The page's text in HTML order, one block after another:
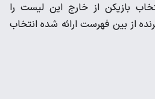
بازیکن از خارج این لیست را
از بین فهرست ارائه شده انتخاب